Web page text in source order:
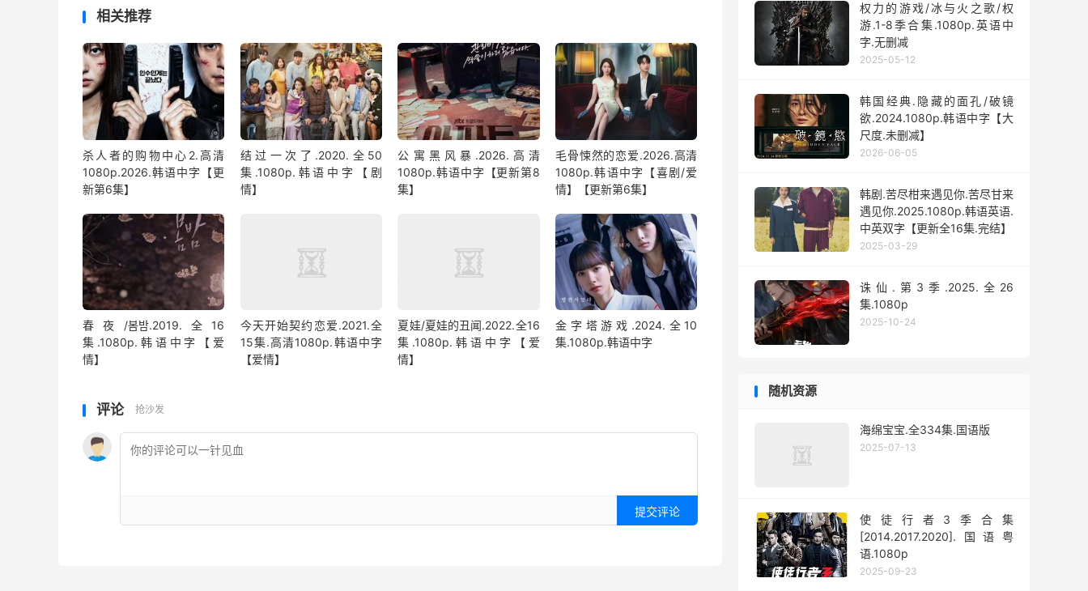
相关推荐
杀人者的购物中心2.高清
1080p.2026.韩语中字【更
新第6集】
结过一次了.2020.全50
集.1080p.韩语中字【剧
情】
公寓黑风暴.2026.高清
1080p.韩语中字【更新第8
集】
毛骨悚然的恋爱.2026.高清
1080p.韩语中字【喜剧/爱
情】【更新第6集】
春夜/봄밤‎.2019.全16
集.1080p.韩语中字【爱
情】
今天开始契约恋爱.2021.全
15集.高清1080p.韩语中字
【爱情】
夏娃/夏娃的丑闻.2022.全16
集.1080p.韩语中字【爱
情】
金字塔游戏.2024.全10
集.1080p.韩语中字
评论 抢沙发
提交评论
权力的游戏/冰与火之歌/权
游.1-8季合集.1080p.英语中
字.无删减
2025-05-12
韩国经典.隐藏的面孔/破镜
欲.2024.1080p.韩语中字【大
尺度.未删减】
2026-06-05
韩剧.苦尽柑来遇见你.苦尽甘来
遇见你.2025.1080p.韩语英语.
中英双字【更新全16集.完结】
2025-03-29
诛仙.第3季.2025.全26
集.1080p
2025-10-24
随机资源
海绵宝宝.全334集.国语版
2025-07-13
使徒行者3季合集
[2014.2017.2020].国语粤
语.1080p
2025-09-23